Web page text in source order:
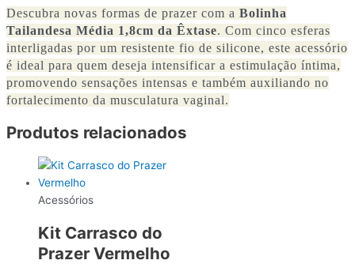
Descubra novas formas de prazer com a Bolinha
Tailandesa Média 1,8cm da Êxtase. Com cinco esferas
interligadas por um resistente fio de silicone, este acessório
é ideal para quem deseja intensificar a estimulação íntima,
promovendo sensações intensas e também auxiliando no
fortalecimento da musculatura vaginal.
Produtos relacionados
Acessórios
Kit Carrasco do
Prazer Vermelho